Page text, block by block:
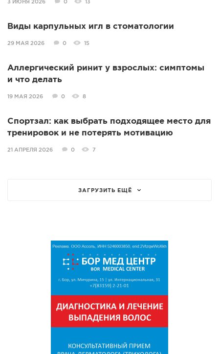
3 ИЮНЯ 2026 0 13
Виды карпульных игл в стоматологии
29 МАЯ 2026 0 15
Аллергический ринит у взрослых: симптомы
и что делать
19 МАЯ 2026 0 8
Спортзал: как выбрать подходящее место для
тренировок и не потерять мотивацию
21 АПРЕЛЯ 2026 0 7
ЗАГРУЗИТЬ ЕЩЁ